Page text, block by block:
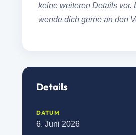
keine weiteren Details vor.
wende dich gerne an den
Details
DATUM
6. Juni 2026